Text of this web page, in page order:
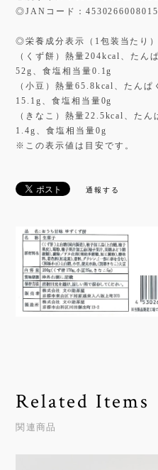
◎JANコード：4530266008015
◎栄養成分表示（1包装当たり）
（くず餅）熱量204kcal、たん
52g、食塩相当量0.1g
（小豆）熱量65.8kcal、たん
15.1g、食塩相当量0g
（きなこ）熱量22.5kcal、た
1.4g、食塩相当量0g
※この表示値は目安です。
通報する
Related Items
関連商品